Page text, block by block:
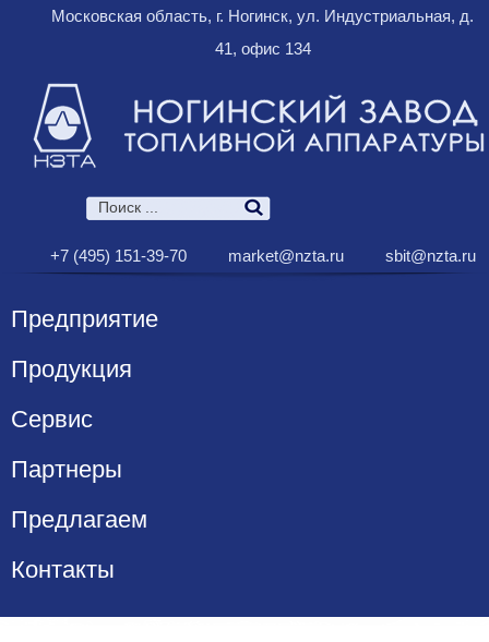
Московская область, г. Ногинск, ул. Индустриальная, д.
41, офис 134
+7 (495) 151-39-70 market@nzta.ru sbit@nzta.ru
Предприятие
Продукция
Сервис
Партнеры
Предлагаем
Контакты